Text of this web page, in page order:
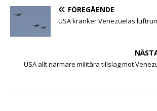
r
FÖREGÅENDE
USA kränker Venezuelas
USA allt närmare militära tillslag mot